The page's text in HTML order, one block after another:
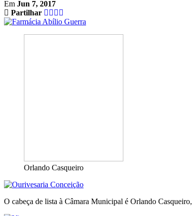
Em Jun 7, 2017
Partilhar
Orlando Casqueiro
O cabeça de lista à Câmara Municipal é Orlando